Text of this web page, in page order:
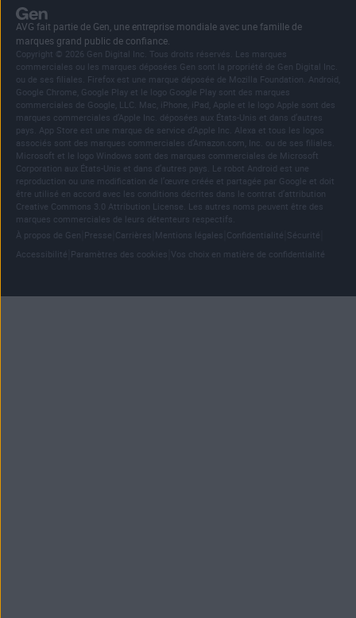
AVG fait partie de Gen, une entreprise mondiale avec une famille de
marques grand public de confiance.
Copyright © 2026 Gen Digital Inc. Tous droits réservés. Les marques
commerciales ou les marques déposées Gen sont la propriété de Gen Digital Inc.
ou de ses filiales. Firefox est une marque déposée de Mozilla Foundation. Android,
Google Chrome, Google Play et le logo Google Play sont des marques
commerciales de Google, LLC. Mac, iPhone, iPad, Apple et le logo Apple sont des
marques commerciales d’Apple Inc. déposées aux États-Unis et dans d’autres
pays. App Store est une marque de service d’Apple Inc. Alexa et tous les logos
associés sont des marques commerciales d’Amazon.com, Inc. ou de ses filiales.
Microsoft et le logo Windows sont des marques commerciales de Microsoft
Corporation aux États-Unis et dans d’autres pays. Le robot Android est une
reproduction ou une modification de l’œuvre créée et partagée par Google et doit
être utilisé en accord avec les conditions décrites dans le contrat d’attribution
Creative Commons 3.0 Attribution License. Les autres noms peuvent être des
marques commerciales de leurs détenteurs respectifs.
À propos de Gen Presse Carrières Mentions légales Confidentialité Sécurité
Accessibilité Paramètres des cookies Vos choix en matière de confidentialité